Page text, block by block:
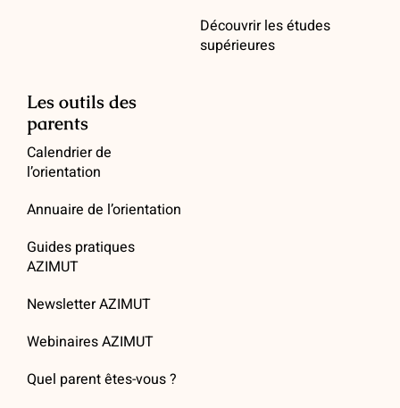
Découvrir les études
supérieures
Les outils des
parents
Calendrier de
l’orientation
Annuaire de l’orientation
Guides pratiques
AZIMUT
Newsletter AZIMUT
Webinaires AZIMUT
Quel parent êtes-vous ?